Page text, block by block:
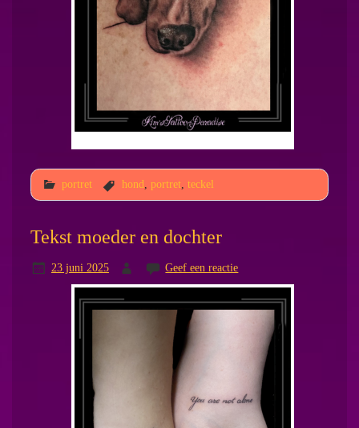
portret hond portret, teckel
Tekst moeder en dochter
23 juni 2025 Geef een reactie